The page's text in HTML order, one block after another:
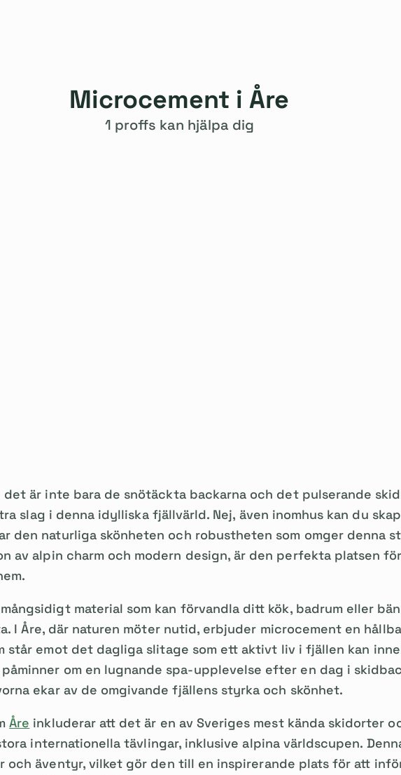
Microcement i Åre
1 proffs kan hjälpa dig
är inte bara de snötäckta backarna och det pulserande
slag i denna idylliska fjällvärld. Nej, även inomhus kan du
den naturliga skönheten och robustheten som omger denna
av alpin charm och modern design, är den perfekta platsen
material som kan förvandla ditt kök, badrum eller
I Åre, där naturen möter nutid, erbjuder microcement en
står emot det dagliga slitage som ett aktivt liv i fjällen kan
om en lugnande spa-upplevelse efter en dag i
ekar av de omgivande fjällens styrka och skönhet.
Åre inkluderar att det är en av Sveriges mest kända skidorter
internationella tävlingar, inklusive alpina världscupen.
och äventyr, vilket gör den till en inspirerande plats för att